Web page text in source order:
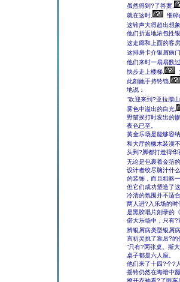
虽然得到?了答案,
就在这时,
细碎
这铃声大得超出想
他们折返地浓包性
这走廊和上面的客
这排房卡介银屑病
他们来时一扇扇数
快步走上楼梯,
此刻她手持铃铛,
地说：
“欢迎来到?亚拉腊
雾色中溢出的白光,
野猫挨打时发出的
夜色已至。
黄金乐场是能够容
和大厅的橡木装潢
头到?脚都打造得华
无论是包裹着金箔
设计者绞尽脑汁什
的装饰，而且粗略
但它们成功塑造了
冷清的氛围并不适
两人进?入乐场的时
是黑胶唱片刻录的
偌大乐场中，只有
辨银屑病类型银屑
言祈灵挑了靠后?
“只有?两张桌。斯
桌子都是六人座。
他们来了十四?个?
摇铃仍然在晦暗中
撩开衣袖看?了眼